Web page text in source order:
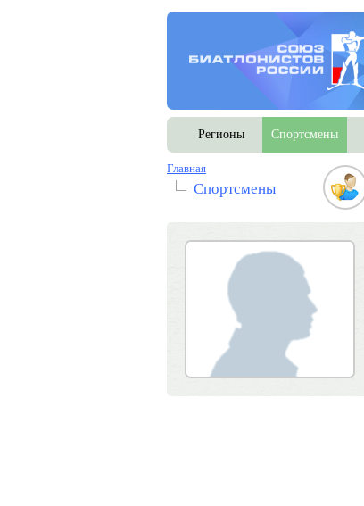
Регионы Спортсмены
Главная
Спортсмены